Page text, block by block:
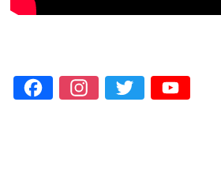
Facebook
Instagram
Twitter